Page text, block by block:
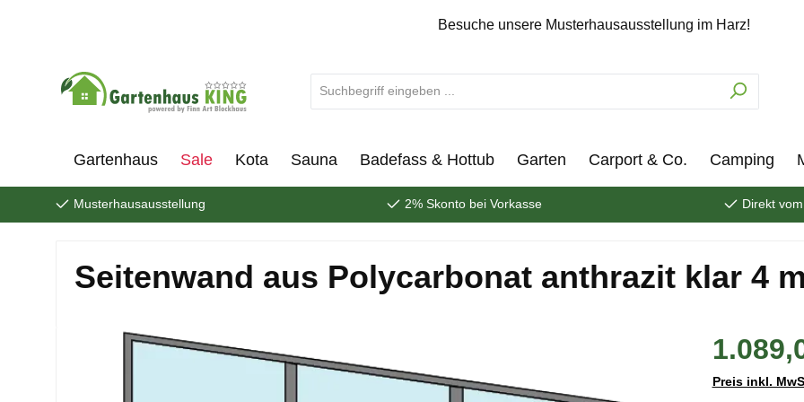
Besuche unsere Musterhausausstellung im Harz!
Gartenhaus Sale Kota Sauna Badefass & Hottub Garten Carport & Co. Camping
Musterhausausstellung 2% Skonto bei Vorkasse Direkt
Seitenwand aus Polycarbonat anthrazit klar 4 m
Bildergalerie überspringen
Preis inkl.